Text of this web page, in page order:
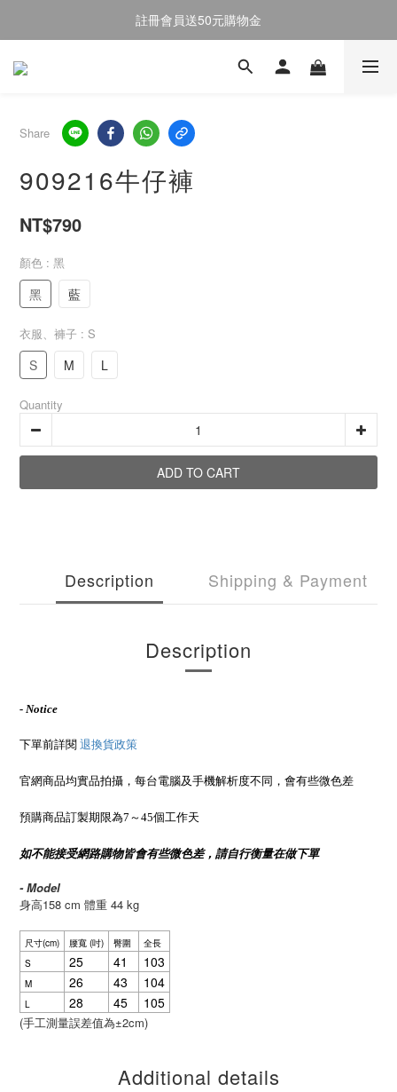
註冊會員送50元購物金
註冊會員送50元購物金
全館消費滿$2000即享免運
Share
909216牛仔褲
NT$790
顏色 : 黑
黑 藍
衣服、褲子 : S
S M L
Quantity
ADD TO CART
Description Shipping & Payment
Description
- Notice
下單前詳閱 退換貨政策
官網商品均實品拍攝，每台電腦及手機解析度不同，會有些微色差
預購商品訂製期限為7～45個工作天
如不能接受網路購物皆會有些微色差，請自行衡量在做下單
- Model
身高158 cm 體重 44 kg
尺寸(cm) 腰寬 (吋) 臀圍
全長
S
25 41 103
M 26 43 104
L 28 45 105
(手工測量誤差值為±2cm)
Additional details